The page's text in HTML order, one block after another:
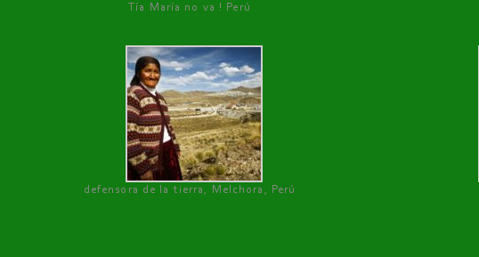
Tía María no va ! Perú
defensora de la tierra, Melchora, Perú